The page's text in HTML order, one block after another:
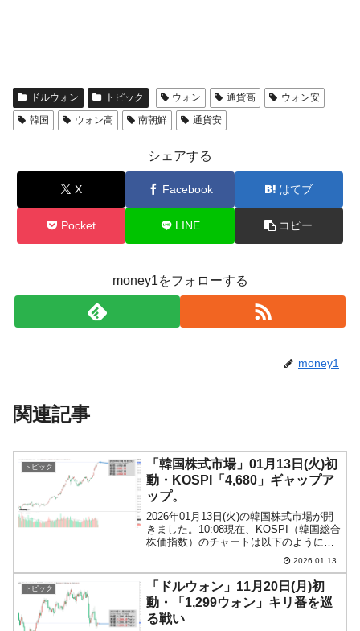
ドルウォン トピック ウォン 通貨高
ウォン安
韓国
ウォン高 南朝鮮 通貨安
シェアする
X Facebook はてブ
Pocket LINE コピー
money1をフォローする
money1
関連記事
トピック
「韓国株式市場」01月13日(火)初
動・KOSPI「4,680」ギャップア
ップ。
2026年01月13日(火)の韓国株式市場が開
きました。10:08現在、KOSPI（韓国総合
株価指数）のチャートは以下のようにな
『Investing.com』より引用）。ギャップ
アップして始まりました。KOSPIは「4...
2026.01.13
トピック
「ドルウォン」11月20日(月)初
動・「1,299ウォン」キリ番を巡
る戦い